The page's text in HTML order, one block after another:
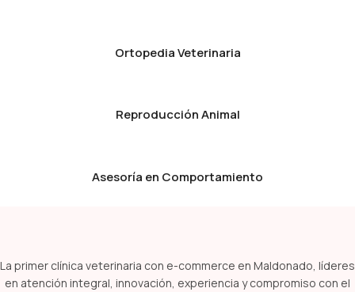
Ortopedia Veterinaria
Reproducción Animal
Asesoría en Comportamiento
La primer clínica veterinaria con e-commerce en Maldonado, líderes
en atención integral, innovación, experiencia y compromiso con el